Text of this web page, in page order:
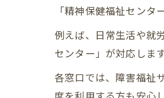
「精神保健福祉センタ
例えば、日常生活や就
センター」が対応しま
各窓口では、障害福祉